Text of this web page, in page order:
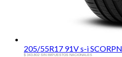
205/55R17 91V s-i SCORPN
$ 343.802 SIN IMPUESTOS NACIONALES